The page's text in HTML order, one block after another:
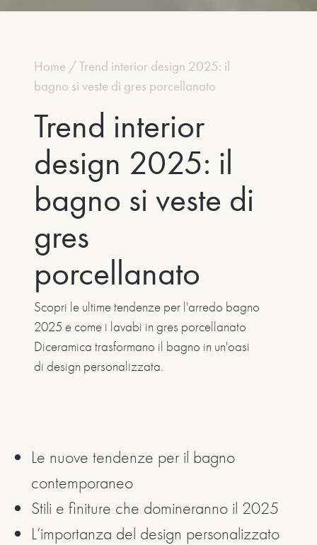
Home /Trend interior design 2025: il
bagno si veste di gres porcellanato
Trend interior
design 2025: il
bagno si veste di
gres
porcellanato
Scopri le ultime tendenze per l'arredo bagno
2025 e come i lavabi in gres porcellanato
Diceramica trasformano il bagno in un'oasi
di design personalizzata.
Le nuove tendenze per il bagno
contemporaneo
Stili e finiture che domineranno il 2025
L’importanza del design personalizzato